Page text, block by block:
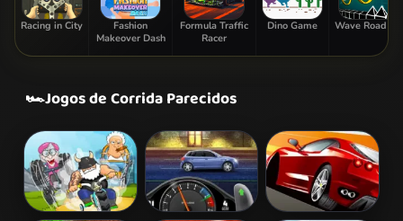
Racing in City
Fashion
Makeover Dash
Formula Traffic
Racer
Dino Game Wave Road 3D
🏎️Jogos de Corrida Parecidos